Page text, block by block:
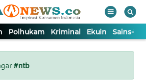
Polhukam Kriminal Ekuin Sains-
#ntb